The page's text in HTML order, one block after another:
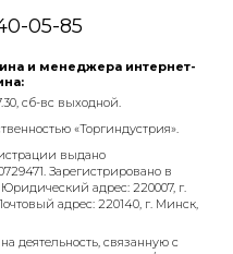
05-85
и менеджера интернет-
сб-вс выходной.
«Торгиндустрия».
выдано
Зарегистрировано в
адрес: 220007, г.
адрес: 220140, г. Минск,
деятельность, связанную с